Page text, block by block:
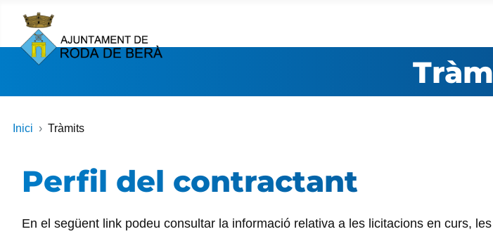
Inici Tràmits
Perfil del contractant
En el següent link podeu consultar la informació relativa a les licitacions en curs,